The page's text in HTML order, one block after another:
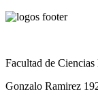
Facultad de
Gonzalo Ramirez